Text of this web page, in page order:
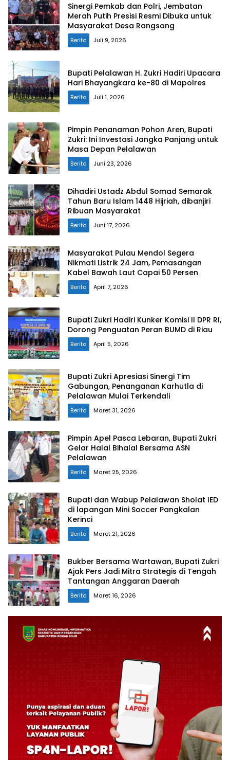
Sinergi Pemkab dan Polri, Jembatan
Merah Putih Presisi Resmi Dibuka untuk
Masyarakat Desa Rangsang
Berita Juli 9, 2026
Bupati Pelalawan H. Zukri Hadiri Upacara
Hari Bhayangkara ke-80 di Mapolres
Berita Juli 1, 2026
Pimpin Penanaman Pohon Aren, Bupati
Zukri: Ini Investasi Jangka Panjang untuk
Masa Depan Pelalawan
Berita Juni 23, 2026
Dihadiri Ustadz Abdul Somad Semarak
Tahun Baru Islam 1448 Hijriah, dibanjiri
Ribuan Masyarakat
Berita Juni 17, 2026
Masyarakat Pulau Mendol Segera
Nikmati Listrik 24 Jam, Pemasangan
Kabel Bawah Laut Capai 50 Persen
Berita April 7, 2026
Bupati Zukri Hadiri Kunker Komisi II DPR RI,
Dorong Penguatan Peran BUMD di Riau
Berita April 5, 2026
Bupati Zukri Apresiasi Sinergi Tim
Gabungan, Penanganan Karhutla di
Pelalawan Mulai Terkendali
Berita Maret 31, 2026
Pimpin Apel Pasca Lebaran, Bupati Zukri
Gelar Halal Bihalal Bersama ASN
Pelalawan
Berita Maret 25, 2026
Bupati dan Wabup Pelalawan Sholat IED
di lapangan Mini Soccer Pangkalan
Kerinci
Berita Maret 21, 2026
Bukber Bersama Wartawan, Bupati Zukri
Ajak Pers Jadi Mitra Strategis di Tengah
Tantangan Anggaran Daerah
Berita Maret 16, 2026